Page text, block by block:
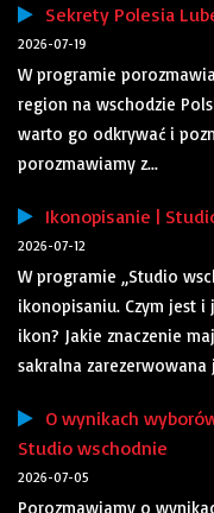
Sekrety Polesia
2026-07-19
W programie
region na wschodzie
warto go odkrywać i
porozmawiamy z...
Ikonopisanie |
2026-07-12
W programie „Studio
ikonopisaniu. Czym jest
ikon? Jakie znaczenie
sakralna zarezerwowana
O wynikach
Studio wschodnie
2026-07-05
Porozmawiamy o